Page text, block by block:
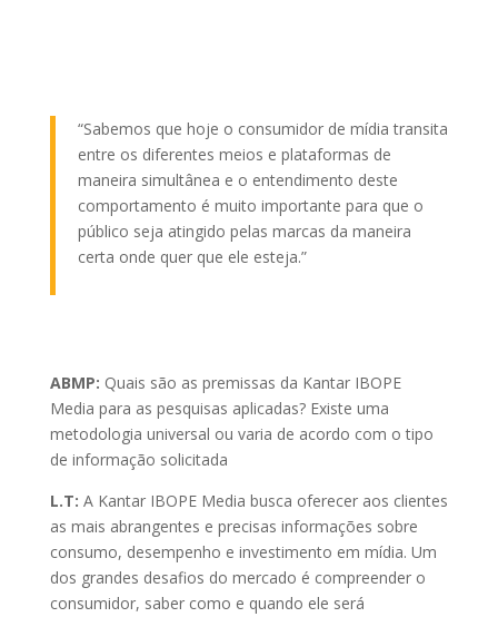
“Sabemos que hoje o consumidor de mídia transita
entre os diferentes meios e plataformas de
maneira simultânea e o entendimento deste
comportamento é muito importante para que o
público seja atingido pelas marcas da maneira
certa onde quer que ele esteja.”
ABMP: Quais são as premissas da Kantar IBOPE
Media para as pesquisas aplicadas? Existe uma
metodologia universal ou varia de acordo com o tipo
de informação solicitada
L.T: A Kantar IBOPE Media busca oferecer aos clientes
as mais abrangentes e precisas informações sobre
consumo, desempenho e investimento em mídia. Um
dos grandes desafios do mercado é compreender o
consumidor, saber como e quando ele será